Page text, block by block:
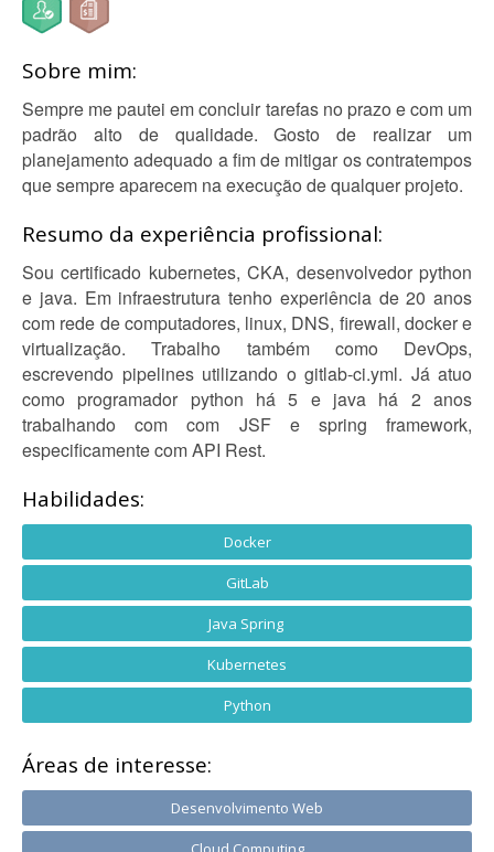
Sobre mim:
Sempre me pautei em concluir tarefas no prazo e com um
padrão alto de qualidade. Gosto de realizar um
planejamento adequado a fim de mitigar os contratempos
que sempre aparecem na execução de qualquer projeto.
Resumo da experiência profissional:
Sou certificado kubernetes, CKA, desenvolvedor python
e java. Em infraestrutura tenho experiência de 20 anos
com rede de computadores, linux, DNS, firewall, docker e
virtualização. Trabalho também como DevOps,
escrevendo pipelines utilizando o gitlab-ci.yml. Já atuo
como programador python há 5 e java há 2 anos
trabalhando com com JSF e spring framework,
especificamente com API Rest.
Habilidades:
Docker
GitLab
Java Spring
Kubernetes
Python
Áreas de interesse:
Desenvolvimento Web